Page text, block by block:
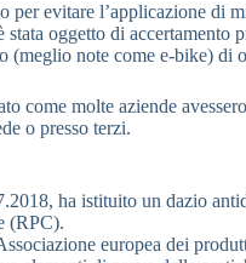
evitare l’applicazione di
oggetto di accertamento
(meglio note come e-bike) di
come molte aziende
o presso terzi.
ha istituito un dazio
(RPC).
europea dei